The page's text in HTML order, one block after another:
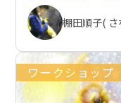
棚田順子(
ワークショップ